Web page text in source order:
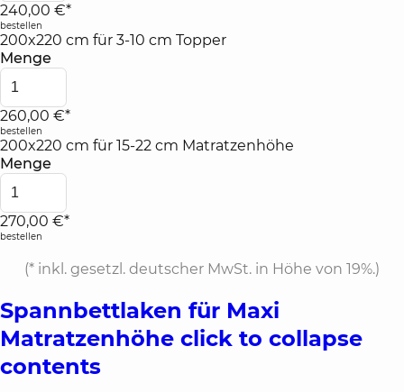
240,00 €*
bestellen
200x220 cm für 3-10 cm Topper
Menge
260,00 €*
bestellen
200x220 cm für 15-22 cm Matratzenhöhe
Menge
270,00 €*
bestellen
(* inkl. gesetzl. deutscher MwSt. in Höhe von 19%.)
Spannbettlaken für Maxi
Matratzenhöhe click to collapse
contents